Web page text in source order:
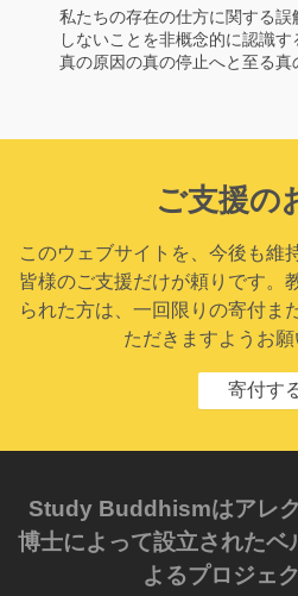
私たちの存在の仕方に関する
しないことを非概念的に認識
真の原因の真の停止へと至る真
ご支援の
このウェブサイトを、今後も維
皆様のご支援だけが頼りです。
られた方は、一回限りの寄付ま
ただきますようお願
寄付す
Study Buddhismはアレ
博士によって設立されたベ
よるプロジェ